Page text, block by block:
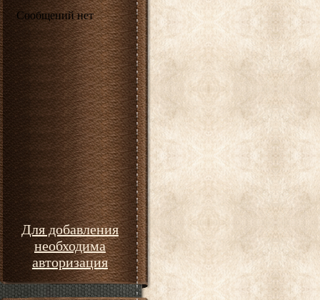
Для добавления
необходима
авторизация